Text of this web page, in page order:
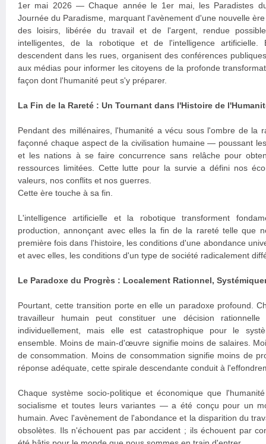
1er mai 2026 — Chaque année le 1er mai, les Paradistes
Journée du Paradisme, marquant l'avènement d'une nouvelle
des loisirs, libérée du travail et de l'argent, rendue
intelligentes, de la robotique et de l'intelligence
descendent dans les rues, organisent des conférences
aux médias pour informer les citoyens de la profonde
façon dont l'humanité peut s'y préparer.
La Fin de la Rareté : Un Tournant dans l'Histoire de
Pendant des millénaires, l'humanité a vécu sous l'ombre de la
façonné chaque aspect de la civilisation humaine — poussant
et les nations à se faire concurrence sans relâche pour
ressources limitées. Cette lutte pour la survie a défini nos
valeurs, nos conflits et nos guerres.
Cette ère touche à sa fin.
L'intelligence artificielle et la robotique transforment
production, annonçant avec elles la fin de la rareté telle que
première fois dans l'histoire, les conditions d'une abondance
et avec elles, les conditions d'un type de société radicalement
Le Paradoxe du Progrès : Localement Rationnel,
Pourtant, cette transition porte en elle un paradoxe profound.
travailleur humain peut constituer une décision
individuellement, mais elle est catastrophique pour le
ensemble. Moins de main-d'œuvre signifie moins de salaires.
de consommation. Moins de consommation signifie moins de
réponse adéquate, cette spirale descendante conduit à
Chaque système socio-politique et économique que
socialisme et toutes leurs variantes — a été conçu pour un
humain. Avec l'avènement de l'abondance et la disparition du
obsolètes. Ils n'échouent pas par accident ; ils échouent par